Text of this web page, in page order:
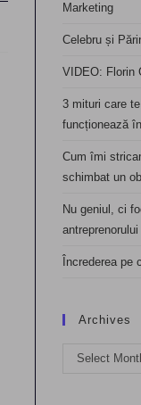
Marketing
Celebru și
VIDEO: Florin
3 mituri care
funcționează
Cum îmi
schimbat un
Nu geniul, ci
antreprenorului
Încrederea
Archives
Archives
Select